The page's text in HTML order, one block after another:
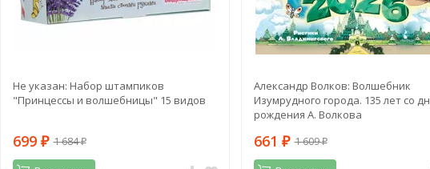
Не указан: Набор штампиков
"Принцессы и волшебницы" 15 видов
699 ₽ 1 684₽
Александр Волков: Волшебник
Изумрудного города. 135 лет со
рождения А. Волкова
661 ₽ 1 609₽